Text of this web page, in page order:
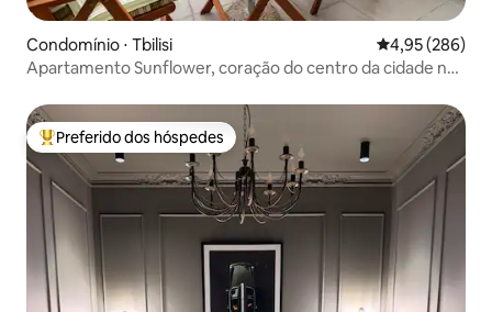
Condomínio ⋅ Tbilisi 4,95 de uma
4,95 (286)
Apartamento Sunflower, coração do centro da cidade na
Entre os melhores preferidos dos hóspedes
Preferido dos hóspedes